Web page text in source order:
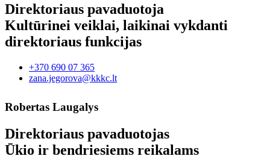
Direktoriaus pavaduotoja
Kultūrinei veiklai, laikinai vykdanti
direktoriaus funkcijas
+370 690 07 365
zana.jegorova@kkkc.lt
Robertas Laugalys
Direktoriaus pavaduotojas
Ūkio ir bendriesiems reikalams